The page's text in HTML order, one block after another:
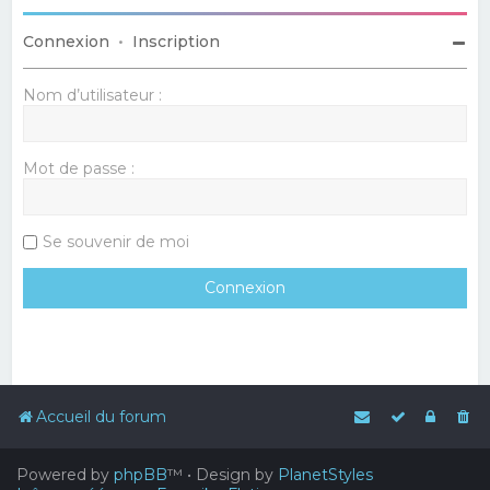
Connexion • Inscription
Nom d’utilisateur :
Mot de passe :
Se souvenir de moi
Accueil du forum
Powered by phpBB™ • Design by PlanetStyles